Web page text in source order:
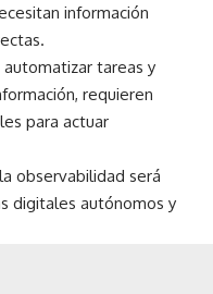
información
tareas y
requieren
para actuar
observabilidad será
digitales autónomos y